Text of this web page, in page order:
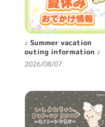
♪ Summer vacation
outing information ♪
2026/08/07